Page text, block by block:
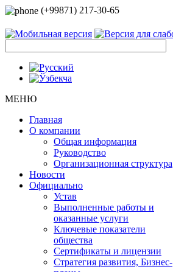
(+99871) 217-30-65
МЕНЮ
Главная
О компании
Общая информация
Руководство
Организационная структура
Новости
Официально
Устав
Выполненные работы и
оказанные услуги
Ключевые показатели
общества
Сертификаты и лицензии
Стратегия развития, Бизнес-